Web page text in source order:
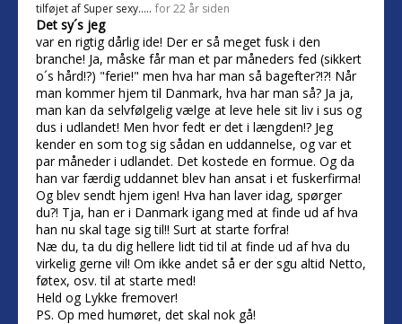
tilføjet af Super sexy..... for 22 år siden
Det sy´s jeg
var en rigtig dårlig ide! Der er så meget fusk i den
branche! Ja, måske får man et par måneders fed (sikkert
o´s hård!?) "ferie!" men hva har man så bagefter?!?! Når
man kommer hjem til Danmark, hva har man så? Ja ja,
man kan da selvfølgelig vælge at leve hele sit liv i sus og
dus i udlandet! Men hvor fedt er det i længden!? Jeg
kender en som tog sig sådan en uddannelse, og var et
par måneder i udlandet. Det kostede en formue. Og da
han var færdig uddannet blev han ansat i et fuskerfirma!
Og blev sendt hjem igen! Hva han laver idag, spørger
du?! Tja, han er i Danmark igang med at finde ud af hva
han nu skal tage sig til!! Surt at starte forfra!
Næ du, ta du dig hellere lidt tid til at finde ud af hva du
virkelig gerne vil! Om ikke andet så er der sgu altid Netto,
føtex, osv. til at starte med!
Held og Lykke fremover!
PS. Op med humøret, det skal nok gå!